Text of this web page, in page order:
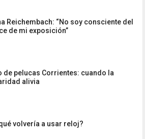
Reichembach: “No soy consciente del
de mi exposición”
de pelucas Corrientes: cuando la
alivia
volvería a usar reloj?